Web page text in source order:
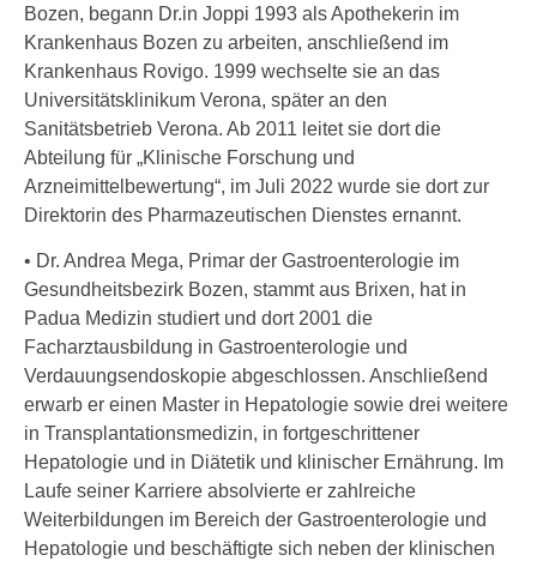
Bozen, begann Dr.in Joppi 1993 als Apothekerin im
Krankenhaus Bozen zu arbeiten, anschließend im
Krankenhaus Rovigo. 1999 wechselte sie an das
Universitätsklinikum Verona, später an den
Sanitätsbetrieb Verona. Ab 2011 leitet sie dort die
Abteilung für „Klinische Forschung und
Arzneimittelbewertung“, im Juli 2022 wurde sie dort zur
Direktorin des Pharmazeutischen Dienstes ernannt.
• Dr. Andrea Mega, Primar der Gastroenterologie im
Gesundheitsbezirk Bozen, stammt aus Brixen, hat in
Padua Medizin studiert und dort 2001 die
Facharztausbildung in Gastroenterologie und
Verdauungsendoskopie abgeschlossen. Anschließend
erwarb er einen Master in Hepatologie sowie drei weitere
in Transplantationsmedizin, in fortgeschrittener
Hepatologie und in Diätetik und klinischer Ernährung. Im
Laufe seiner Karriere absolvierte er zahlreiche
Weiterbildungen im Bereich der Gastroenterologie und
Hepatologie und beschäftigte sich neben der klinischen